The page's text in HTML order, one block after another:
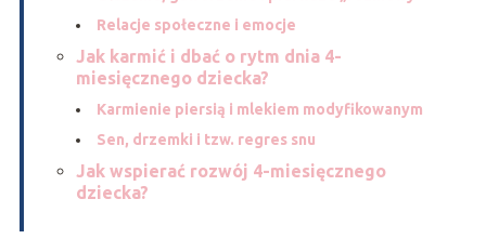
Relacje społeczne i emocje
Jak karmić i dbać o rytm dnia 4-
miesięcznego dziecka?
Karmienie piersią i mlekiem modyfikowanym
Sen, drzemki i tzw. regres snu
Jak wspierać rozwój 4-miesięcznego
dziecka?